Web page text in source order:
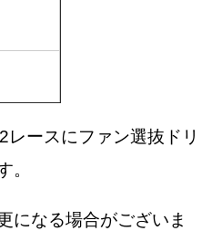
ースにファン選抜ドリ
。
になる場合がございま